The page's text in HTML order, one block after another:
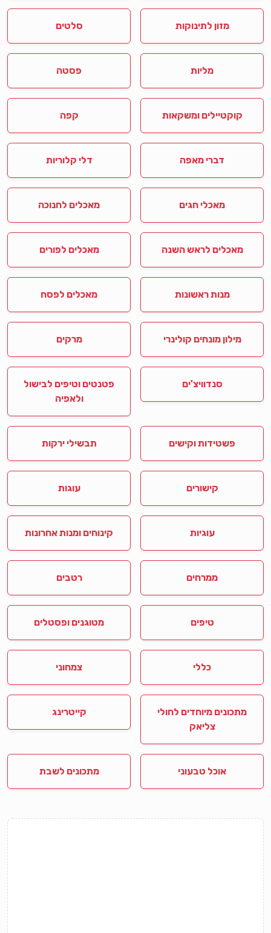
מזון לתינוקות סלטים
מליות פסטה
קוקטיילים ומשקאות קפה
דברי מאפה דלי קלוריות
מאכלי חגים מאכלים לחנוכה
מאכלים לראש השנה מאכלים לפורים
מנות ראשונות מאכלים לפסח
מילון מונחים קולינרי מרקים
סנדוויצ'ים
פטנטים וטיפים לבישול
ולאפיה
פשטידות וקישים תבשילי ירקות
קישורים עוגות
עוגיות קינוחים ומנות אחרונות
ממרחים רטבים
טיפים מטוגנים ופסטלים
כללי צמחוני
מתכונים מיוחדים לחולי
צליאק
קייטרינג
אוכל טבעוני מתכונים לשבת